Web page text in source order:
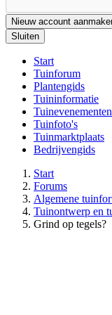
Nieuw account
Sluiten
Start
Tuinforum
Plantengids
Tuininformatie
Tuinevenementen
Tuinfoto's
Tuinmarktplaats
Bedrijvengids
Start
Forums
Algemene
Tuinontwerp en
Grind op tegels?